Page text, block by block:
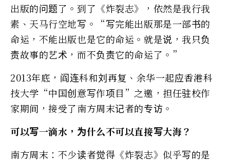
出版的问题了。到了《炸裂志》，依然是我行我
素、天马行空地写。“写完能出版那是一部书的
命运，不能出版也是它的命运。就是说，我只负
责故事的艺术，而不负责它的命运了。”
2013年底，阎连科和刘再复、余华一起应香港科
技大学“中国创意写作项目”之邀，担任驻校作
家期间，接受了南方周末记者的专访。
可以写一滴水，为什么不可以直接写大海？
南方周末：不少读者觉得《炸裂志》似乎写的是